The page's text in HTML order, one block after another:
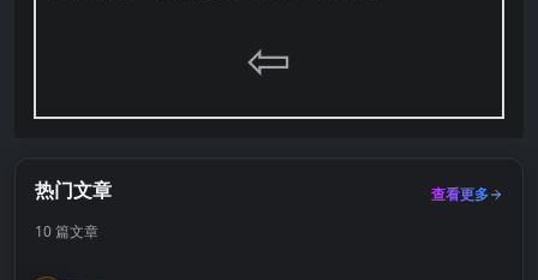
⇦
热门文章
查看更多
10 篇文章